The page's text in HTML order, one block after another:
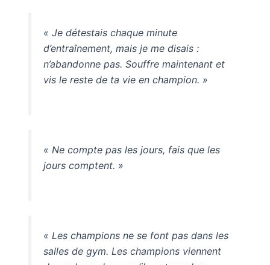
« Je détestais chaque minute
d’entraînement, mais je me disais :
n’abandonne pas. Souffre maintenant et
vis le reste de ta vie en champion. »
« Ne compte pas les jours, fais que les
jours comptent. »
« Les champions ne se font pas dans les
salles de gym. Les champions viennent